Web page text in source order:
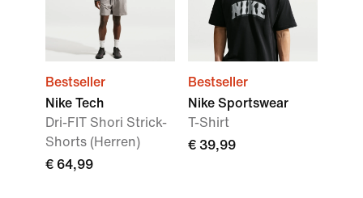
Bestseller
Nike Tech
Dri-FIT Shori Strick-
Shorts (Herren)
€ 64,99
Bestseller
Nike Sportswear
T-Shirt
€ 39,99